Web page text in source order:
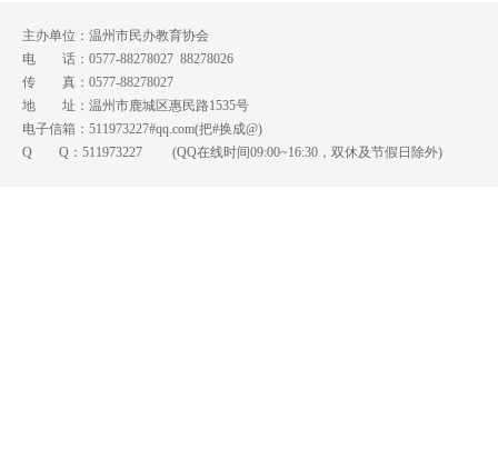
主办单位：温州市民办教育协会
电 话：0577-88278027 88278026
传 真：0577-88278027
地 址：温州市鹿城区惠民路1535号
电子信箱：511973227#qq.com(把#换成@)
Q Q： 511973227 (QQ在线时间09:00~16:30，双休及节假日除外)